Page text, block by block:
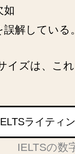
如
解している。
イズは、こ
ライティ
IELTSの数